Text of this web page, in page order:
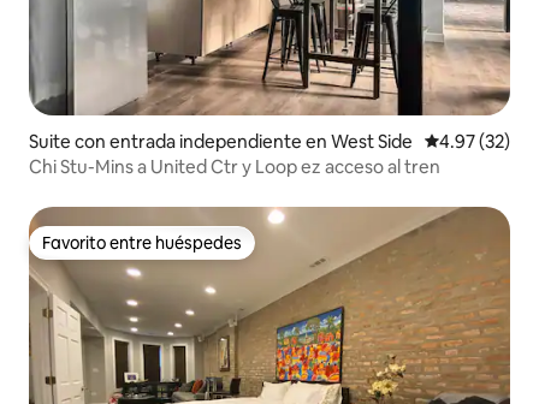
Suite con entrada independiente en West Side Calificación
4.97 (32)
Chi Stu-Mins a United Ctr y Loop ez acceso al tren
Favorito entre huéspedes
Favorito entre huéspedes